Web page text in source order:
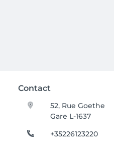
Contact
52, Rue Goethe
Gare L-1637
+35226123220